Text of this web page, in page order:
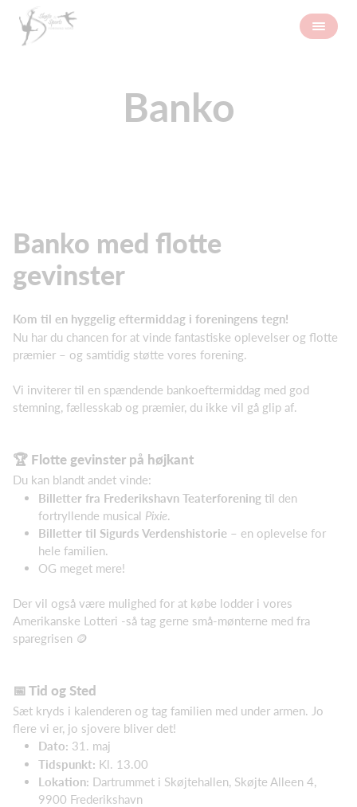
Banko
Banko med flotte
gevinster
Kom til en hyggelig eftermiddag i foreningens tegn!
Nu har du chancen for at vinde fantastiske oplevelser og flotte
præmier – og samtidig støtte vores forening.
Vi inviterer til en spændende bankoeftermiddag med god
stemning, fællesskab og præmier, du ikke vil gå glip af.
🏆 Flotte gevinster på højkant
Du kan blandt andet vinde:
Billetter fra Frederikshavn Teaterforening til den
fortryllende musical Pixie
Billetter til Sigurds Verdenshistorie – en oplevelse for
hele familien.
OG meget mere!
Der vil også være mulighed for at købe lodder i vores
Amerikanske Lotteri -så tag gerne små-mønterne med fra
sparegrisen 🪙
📅 Tid og Sted
Sæt kryds i kalenderen og tag familien med under armen. Jo
flere vi er, jo sjovere bliver det!
Dato: 31. maj
Tidspunkt: Kl. 13.00
Lokation: Dartrummet i Skøjtehallen, Skøjte Alleen 4,
9900 Frederikshavn